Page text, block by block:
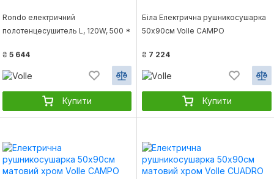
Rondo електричний
полотенцесушитель L, 120W, 500 *
коло, таймер, термостат 70 ° з,
blanco
₴ 5 644
Купити
Біла Електрична рушникосушарка
50х90см Volle CAMPO
₴ 7 224
Купити